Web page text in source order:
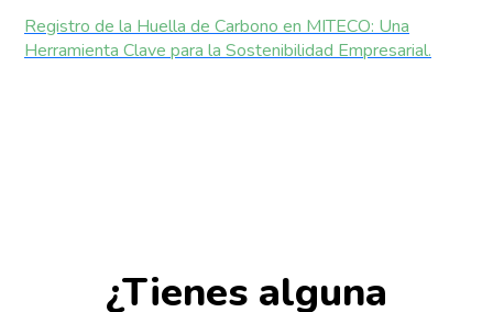
Registro de la Huella de Carbono en MITECO: Una
Herramienta Clave para la Sostenibilidad Empresarial.
¿Tienes alguna